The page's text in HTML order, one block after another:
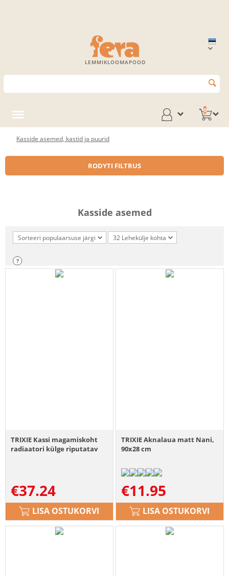
LEMMIKLOOMAPOOD
0
Kasside asemed, kastid ja puurid
RODYTI FILTRUS
Kasside asemed
Sorteeri populaarsuse järgi 32 Lehekülje kohta
?
TRIXIE Kassi magamiskoht
radiaatori külge riputatav
€37.24
LISA OSTUKORVI
TRIXIE Aknalaua matt Nani,
90x28 cm
€11.95
LISA OSTUKORVI